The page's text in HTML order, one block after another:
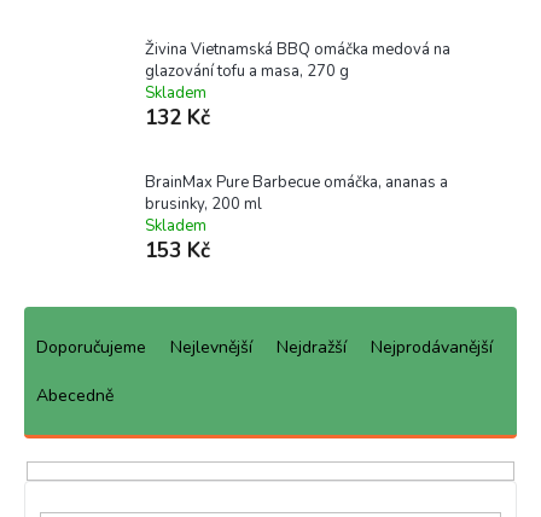
Živina Vietnamská BBQ omáčka medová na
glazování tofu a masa, 270 g
Skladem
132 Kč
BrainMax Pure Barbecue omáčka, ananas a
brusinky, 200 ml
Skladem
153 Kč
Ř
p
Doporučujeme Nejlevnější Nejdražší Nejprodávanější
Abecedně